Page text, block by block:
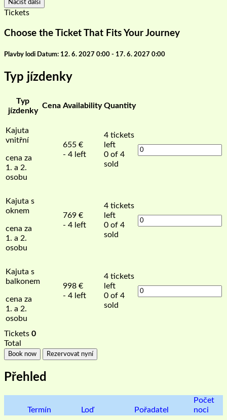
Načíst další
Tickets
Choose the Ticket That Fits Your Journey
Plavby lodi Datum: 12. 6. 2027 0:00 - 17. 6. 2027 0:00
Typ jízdenky
Typ
jízdenky
Cena Availability Quantity
Kajuta
vnitřní
cena za
1. a 2.
osobu
655 €
- 4 left
4 tickets
left
0 of 4
sold
Kajuta s
oknem
cena za
1. a 2.
osobu
769 €
- 4 left
4 tickets
left
0 of 4
sold
Kajuta s
balkonem
cena za
1. a 2.
osobu
998 €
- 4 left
4 tickets
left
0 of 4
sold
Tickets 0
Total
Book now Rezervovat nyní
Přehled
Termín Loď Pořadatel
Počet
noci